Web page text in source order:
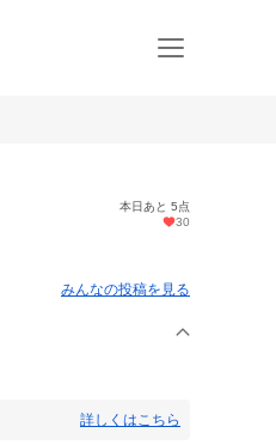
本日あと 5点
30
みんなの投稿を見る
詳しくはこちら